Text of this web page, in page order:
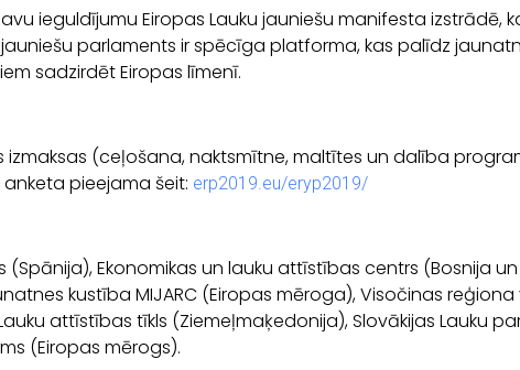
ieguldījumu Eiropas Lauku jauniešu manifesta izstrādē,
parlaments ir spēcīga platforma, kas palīdz
sadzirdēt Eiropas līmenī.
(ceļošana, naktsmītne, maltītes un dalība
pieejama šeit: erp2019.eu/eryp2019/
Ekonomikas un lauku attīstības centrs (Bosnija
kustība MIJARC (Eiropas mēroga), Visočinas
attīstības tīkls (Ziemeļmaķedonija), Slovākijas Lauku
(Eiropas mērogs).